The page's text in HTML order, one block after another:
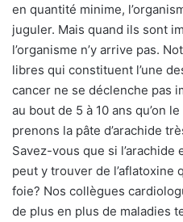
en quantité minime,
juguler. Mais quand ils sont
l’organisme n’y arrive pas.
libres qui constituent l’une
cancer ne se déclenche pas
au bout de 5 à 10 ans qu’on
prenons la pâte d’arachide
Savez-vous que si l’arachide
peut y trouver de l’aflatoxine
foie? Nos collègues
de plus en plus de maladies